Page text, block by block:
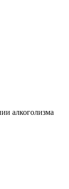
алкоголизма